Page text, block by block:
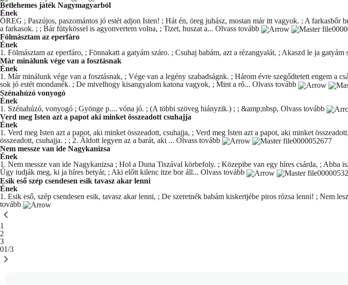
Betlehemes játék Nagymagyarból
Ének
ÖREG ; Paszújos, paszomántos jó estét adjon Isten! ; Hát én, öreg juhász, mostan már itt vagyok. ; A
a farkasok. ; ; Bár fütykössel is agyonvertem volna, ; Tizet, huszat a... Olvass tovább
Fölmásztam az eperfáro
Ének
1. Fölmásztam az eperfáro, ; Fönnakatt a gatyám száro. ; Csuhaj babám, azt a rézangyalát, ; Akaszd le ja gatyám
Már minálunk vége van a fosztásnak
Ének
1. Már minálunk vége van a fosztásnak, ; Vége van a legény szabadságnk. ; Három évre szegődtetett engem
sok jó estét mondanék. ; De mivelhogy kisangyalom katona vagyok, ; Mint a ró... Olvass tovább
Szénahúzó vonyogó
Ének
1. Szénahúzó, vonyogó ; Gyönge p.... vóna jó. ; (A többi szöveg hiányzik.) ; ; &amp;nbsp, Olvass tovább
Verd meg Isten azt a papot aki minket összeadott csuhajja
Ének
1. Verd meg Isten azt a papot, aki minket összeadott, csuhajja, ; Verd meg Isten azt a papot, aki minket
összeadott, csuhajja. ; ; 2. Áldott legyen az a barát, aki ... Olvass tovább
Nem messze van ide Nagykanizsa
Ének
1. Nem messze van ide Nagykanizsa ; Hol a Duna Tiszával körbefoly. ; Közepibe van egy híres csárda, ;
Úgy tudják meg, ki ja híres betyár, ; Aki előtt kilenc itze bor áll... Olvass tovább
Esik eső szép csendesen esik tavasz akar lenni
Ének
1. Esik eső, szép csendesen esik, tavasz akar lenni, ; De szeretnék babám kiskertjébe piros rózsa lenni! ; Nem
tovább
You're currently reading page
1
Oldal
2
Oldal
3
01/3